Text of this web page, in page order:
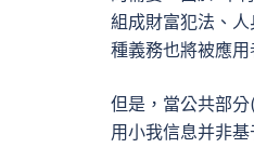
組成財富犯法、
種義務也將被應
但是，當公共部
用小我信息并非